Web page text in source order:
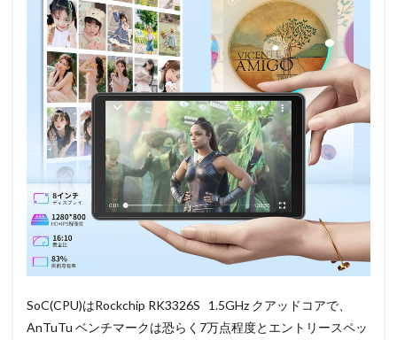
SoC(CPU)はRockchip RK3326S 1.5GHz クアッドコアで、
AnTuTu ベンチマークは恐らく7万点程度とエントリースペッ